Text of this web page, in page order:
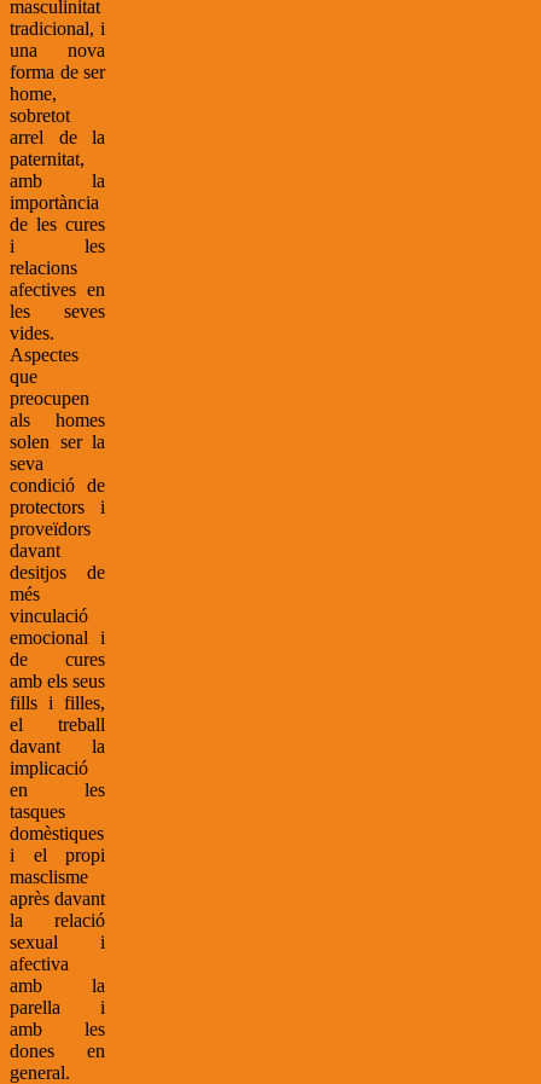
masculinitat
tradicional, i
una nova
forma de ser
home,
sobretot
arrel de la
paternitat,
amb la
importància
de les cures
i les
relacions
afectives en
les seves
vides.
Aspectes
que
preocupen
als homes
solen ser la
seva
condició de
protectors i
proveïdors
davant
desitjos de
més
vinculació
emocional i
de cures
amb els seus
fills i filles,
el treball
davant la
implicació
en les
tasques
domèstiques
i el propi
masclisme
après davant
la relació
sexual i
afectiva
amb la
parella i
amb les
dones en
general.